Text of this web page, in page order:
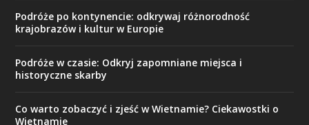
Podróże po kontynencie: odkrywaj różnorodność
krajobrazów i kultur w Europie
Podróże w czasie: Odkryj zapomniane miejsca i
historyczne skarby
Co warto zobaczyć i zjeść w Wietnamie? Ciekawostki o
Wietnamie